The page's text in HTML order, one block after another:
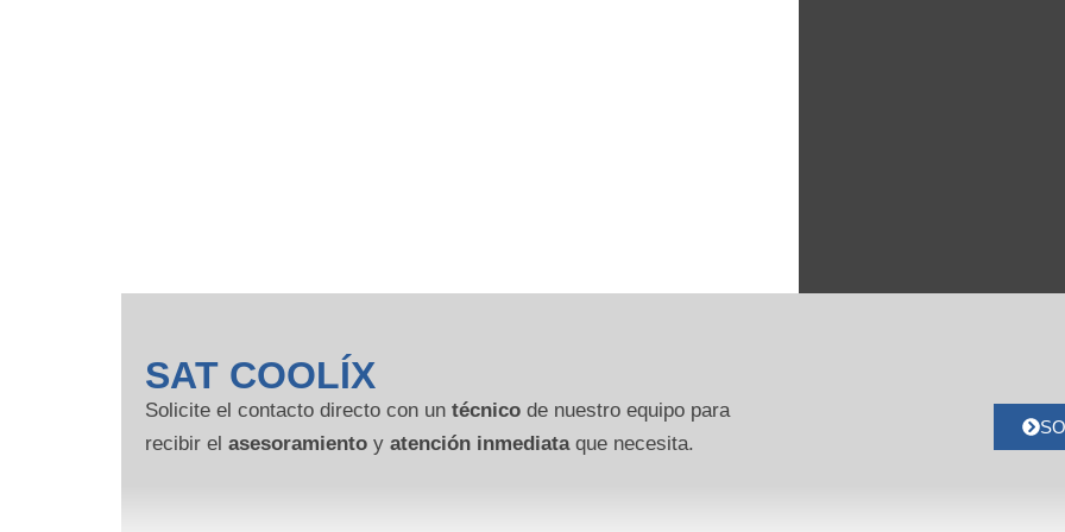
SAT COOLÍX
Solicite el contacto directo con un técnico de nuestro equipo para
recibir el asesoramiento y atención inmediataque necesita.